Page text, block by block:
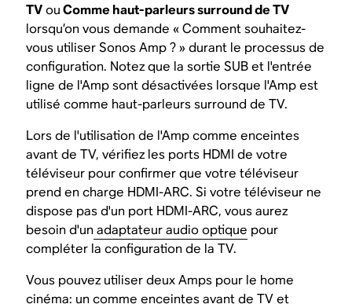
TVouComme haut-parleurs surround de TV
lorsqu’on vous demande « Comment souhaitez-
vous utiliser Sonos Amp ? » durant le processus de
configuration. Notez que la sortie SUB et l'entrée
ligne de l'Amp sont désactivées lorsque l'Amp est
utilisé comme haut-parleurs surround de TV.
Lors de l'utilisation de l'Amp comme enceintes
avant de TV, vérifiez les ports HDMI de votre
téléviseur pour confirmer que votre téléviseur
prend en charge HDMI-ARC. Si votre téléviseur ne
dispose pas d'un port HDMI-ARC, vous aurez
besoin d'unadaptateur audio optique pour
compléter la configuration de la TV.
Vous pouvez utiliser deux Amps pour le home
cinéma: un comme enceintes avant de TV et